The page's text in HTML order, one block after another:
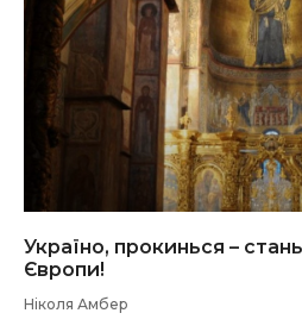
Україно, прокинься –
Європи!
Ніколя Амбер